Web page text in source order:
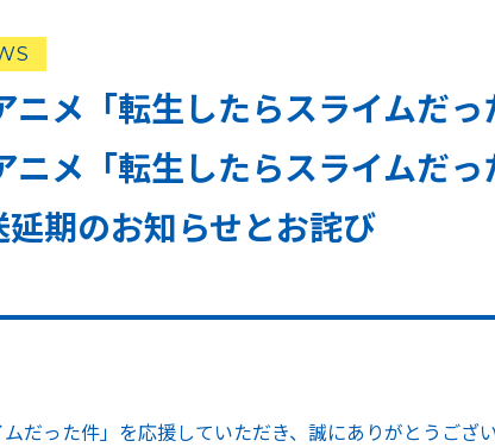
ニメ「転生したらスライムだ
ニメ「転生したらスライムだっ
延期のお知らせとお詫び
だった件」を応援していただき、誠にありがとうござい